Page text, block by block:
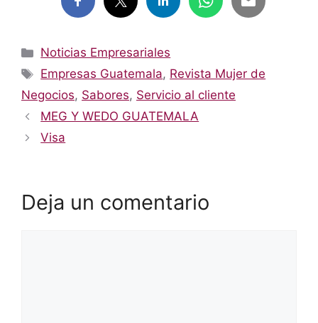
Categorías
Noticias Empresariales
Etiquetas
Empresas Guatemala, Revista Mujer de
Negocios, Sabores, Servicio al cliente
MEG Y WEDO GUATEMALA
Visa
Deja un comentario